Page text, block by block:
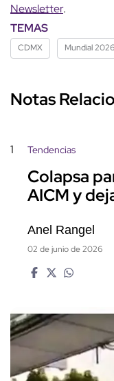
Newsletter.
TEMAS
CDMX Mundial 2026
Notas
1 Tendencias
Colapsa
AICM y
Anel Rangel
02 de junio de 2026